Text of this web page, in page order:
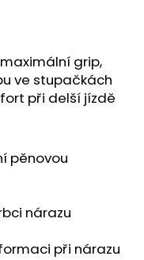
grip,
ve stupačkách
při delší jízdě
pěnovou
nárazu
při nárazu